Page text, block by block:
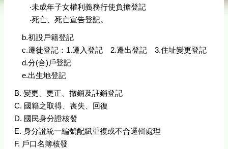
‧未成年子女權利義務行使負擔登記
‧死亡、死亡宣告登記。
b.初設戶籍登記
c.遷徙登記：1.遷入登記 2.遷出登記 3.住址變更登記
d.分(合)戶登記
e.出生地登記
B. 變更、更正、撤銷及註銷登記
C. 國籍之取得、喪失、回復
D. 國民身分證核發
E. 身分證統一編號配賦重複或不合邏輯處理
F. 戶口名簿核發